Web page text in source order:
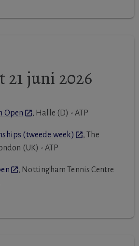
21 juni 2026
Open , Halle (D) - ATP
(tweede week)
, The
(UK) - ATP
, Nottingham Tennis Centre